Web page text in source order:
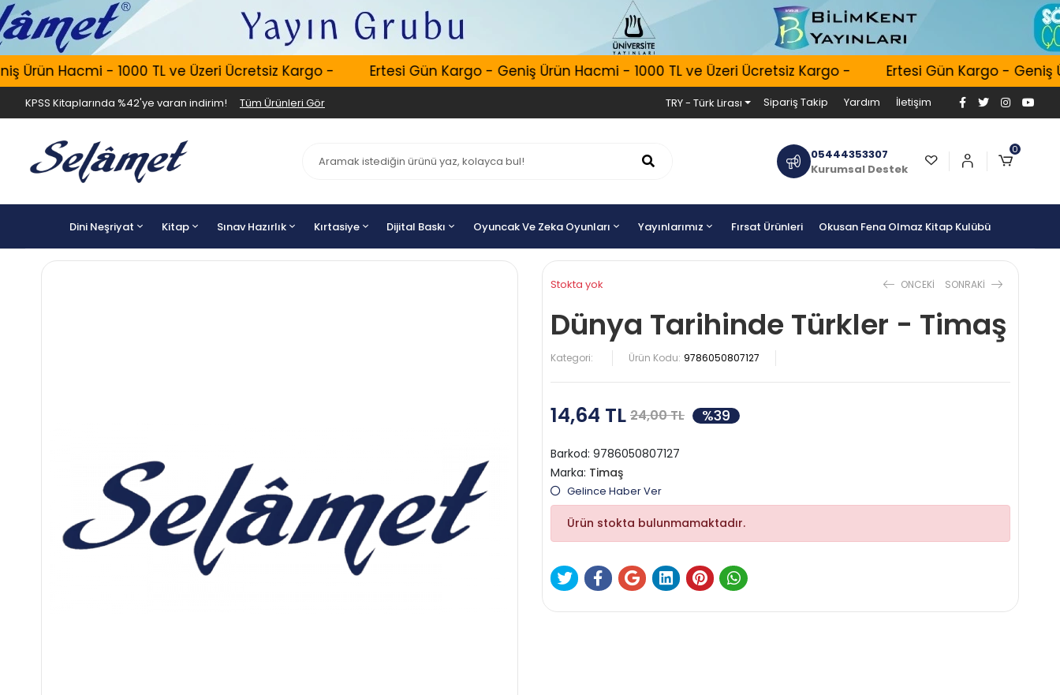
Hacmi - 1000 TL ve Üzeri Ücretsiz Kargo - Ertesi Gün Kargo - Geniş Ürün Hacmi - 1000 TL ve Üzeri Ücretsiz Kargo - Ertesi Gün Kargo - Geniş
KPSS Kitaplarında %42'ye varan indirim! Tüm Ürünleri Gör TRY - Türk Lirası Sipariş Takip Yardım İletişim
05444353307
Kurumsal Destek
0
Dini Neşriyat Kitap Sınav Hazırlık Kırtasiye Dijital Baskı Oyuncak Ve Zeka Oyunları Yayınlarımız Fırsat Ürünleri Okusan Fena Olmaz Kitap Kulübü
Stokta yok ONCEKI SONRAKI
Dünya Tarihinde Türkler - Timaş
Kategori: Ürün Kodu: 9786050807127
14,64 TL 24,00 TL %39
Barkod: 9786050807127
Marka: Timaş
Gelince Haber Ver
Ürün stokta bulunmamaktadır.